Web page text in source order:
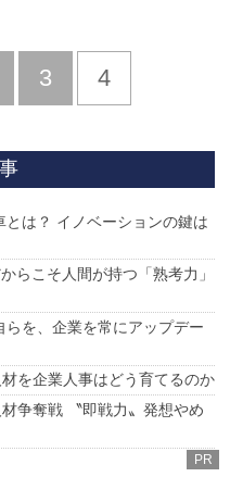
3 4
は？ イノベーションの鍵は
らこそ人間が持つ「熟考力」
らを、企業を常にアップデー
を企業人事はどう育てるのか
争奪戦 〝即戦力〟発想やめ
PR